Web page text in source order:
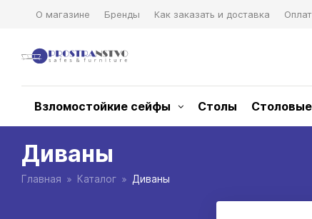
О магазине Бренды Как заказать и доставка
Взломостойкие сейфы Столы Столовые
Диваны
Главная Каталог Диваны